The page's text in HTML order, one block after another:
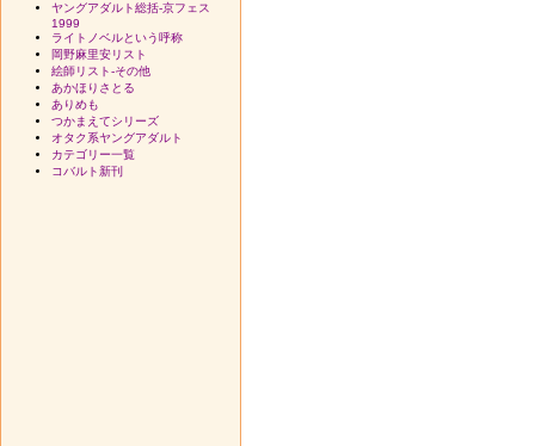
ヤングアダルト総括-京フェス
1999
ライトノベルという呼称
岡野麻里安リスト
絵師リスト-その他
あかほりさとる
ありめも
つかまえてシリーズ
オタク系ヤングアダルト
カテゴリー一覧
コバルト新刊